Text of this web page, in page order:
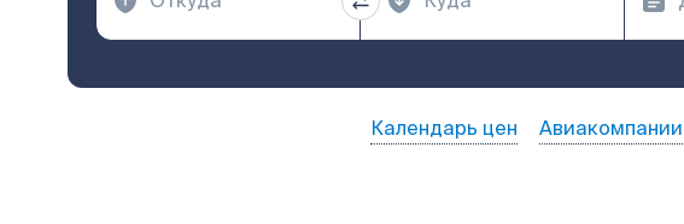
Календарь цен Авиакомпании